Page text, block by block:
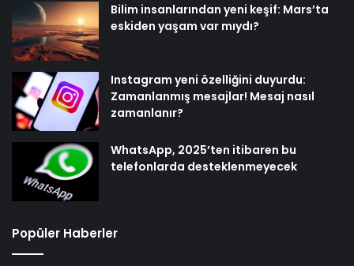
Bilim insanlarından yeni keşif: Mars’ta
eskiden yaşam var mıydı?
Instagram yeni özelliğini duyurdu:
Zamanlanmış mesajlar! Mesaj nasıl
zamanlanır?
WhatsApp, 2025’ten itibaren bu
telefonlarda desteklenmeyecek
Popüler Haberler